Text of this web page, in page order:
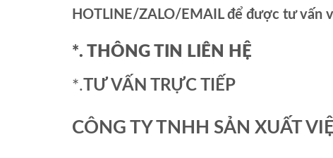
HOTLINE/ZALO/EMAIL để được tư vấn
*. THÔNG TIN LIÊN HỆ
*.TƯ VẤN TRỰC TIẾP
CÔNG TY TNHH SẢN XUẤT